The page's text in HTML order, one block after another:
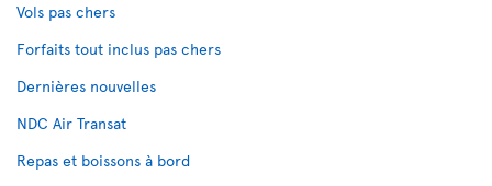
Vols pas chers
Forfaits tout inclus pas chers
Dernières nouvelles
NDC Air Transat
Repas et boissons à bord